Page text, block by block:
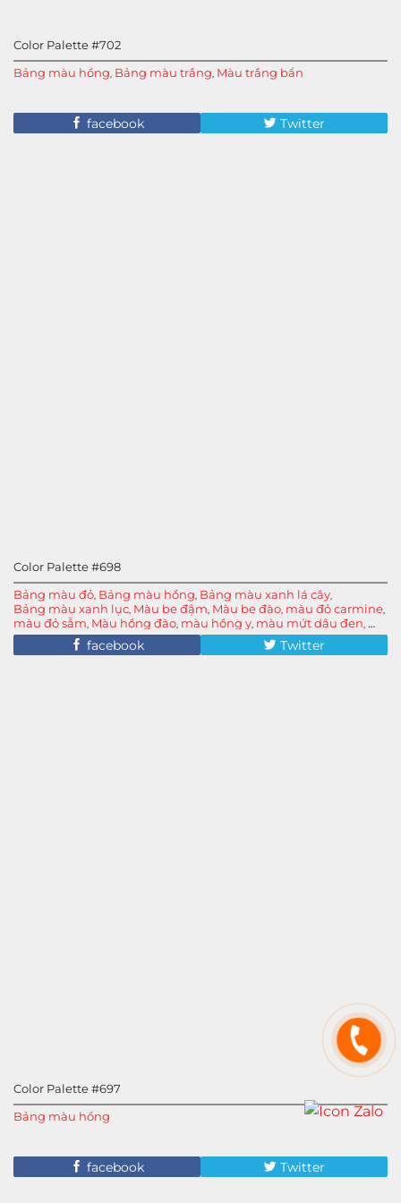
Color Palette #702
Bảng màu hồng, Bảng màu trắng, Màu trắng bẩn
facebook Twitter
Color Palette #698
Bảng màu đỏ, Bảng màu hồng, Bảng màu xanh lá cây,
Bảng màu xanh lục, Màu be đậm, Màu be đào, màu đỏ carmine,
màu đỏ sẫm, Màu hồng đào, màu hồng y, màu mứt dâu đen,
màu mứt quả mọng,màu quả mâm xôi
facebook Twitter
Color Palette #697
Bảng màu hồng
facebook Twitter